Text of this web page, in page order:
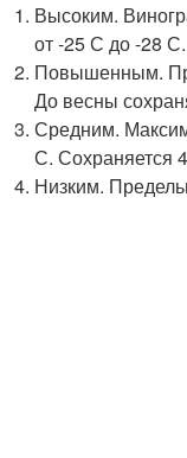
Высоким.
от -25 С до -28 С.
Повышенным.
До весны
Средним.
С. Сохраняется
Низким.